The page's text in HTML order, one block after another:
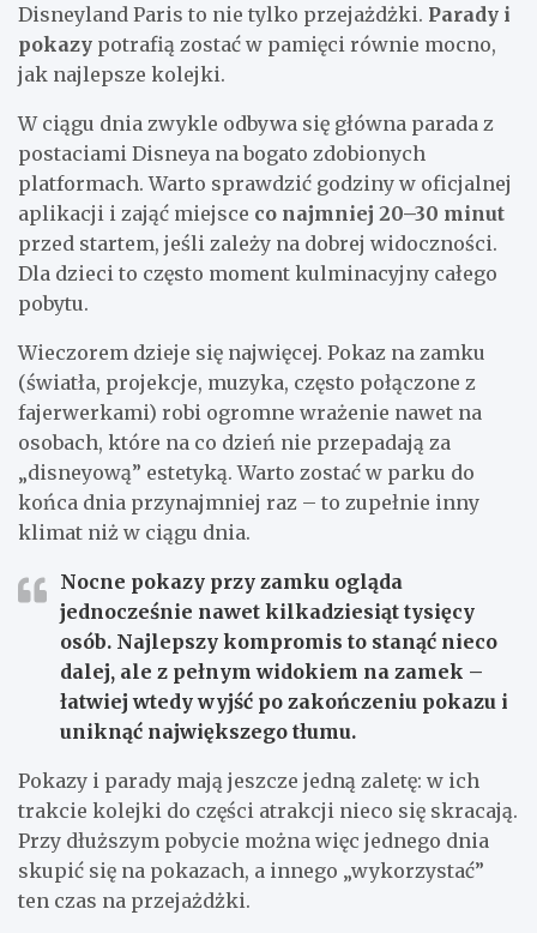
Disneyland Paris to nie tylko przejażdżki. Parady i
pokazy potrafią zostać w pamięci równie mocno,
jak najlepsze kolejki.
W ciągu dnia zwykle odbywa się główna parada z
postaciami Disneya na bogato zdobionych
platformach. Warto sprawdzić godziny w oficjalnej
aplikacji i zająć miejsce co najmniej 20–30 minut
przed startem, jeśli zależy na dobrej widoczności.
Dla dzieci to często moment kulminacyjny całego
pobytu.
Wieczorem dzieje się najwięcej. Pokaz na zamku
(światła, projekcje, muzyka, często połączone z
fajerwerkami) robi ogromne wrażenie nawet na
osobach, które na co dzień nie przepadają za
„disneyową” estetyką. Warto zostać w parku do
końca dnia przynajmniej raz – to zupełnie inny
klimat niż w ciągu dnia.
Nocne pokazy przy zamku ogląda
jednocześnie nawet kilkadziesiąt tysięcy
osób. Najlepszy kompromis to stanąć nieco
dalej, ale z pełnym widokiem na zamek –
łatwiej wtedy wyjść po zakończeniu pokazu i
uniknąć największego tłumu.
Pokazy i parady mają jeszcze jedną zaletę: w ich
trakcie kolejki do części atrakcji nieco się skracają.
Przy dłuższym pobycie można więc jednego dnia
skupić się na pokazach, a innego „wykorzystać”
ten czas na przejażdżki.